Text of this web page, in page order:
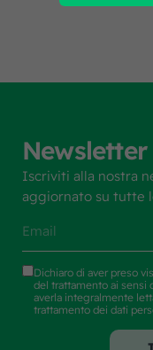
Newsletter
Iscriviti alla nostra
aggiornato su tutte
Dichiaro di aver preso
del trattamento ai sensi
averla integralmente
trattamento dei dati